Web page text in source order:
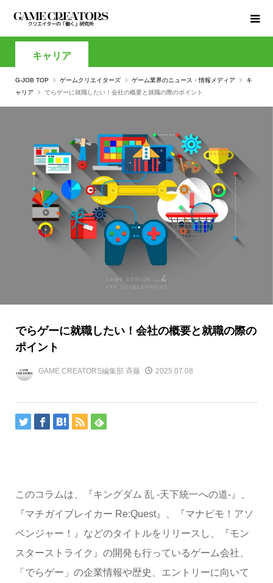
キャリア
G-JOB TOP ゲームクリエイターズ ゲーム業界のニュース・情報メディア
キ
ャリア
でらゲーに就職したい！会社の概要と就職の際のポイント
でらゲーに就職したい！会社の概要と就職の際の
ポイント
GAME CREATORS編集部 斉藤 2025.07.08
このコラムは、『キングダム 乱 -天下統一への道-』、
『マチガイブレイカー Re:Quest』、『マナビモ！アソ
ベンジャー！』などのタイトルをリリースし、『モン
スターストライク』の開発も行っているゲーム会社、
「でらゲー」の企業情報や歴史、エントリーに向いて